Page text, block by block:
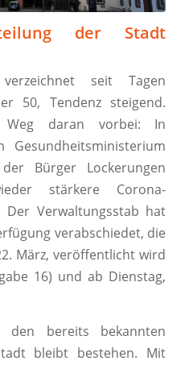
der Stadt
seit Tagen
50, Tendenz steigend.
daran vorbei: In
Bürger Lockerungen
stärkere Corona-
Der Verwaltungsstab hat
verabschiedet, die
März, veröffentlicht wird
16) und ab Dienstag,
den bereits bekannten
bleibt bestehen. Mit